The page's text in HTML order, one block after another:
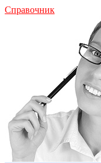
Справочник